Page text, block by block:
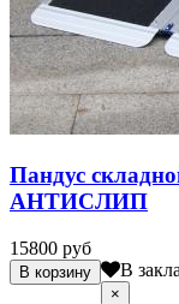
Пандус
АНТИСЛИП
15800 руб
В
×